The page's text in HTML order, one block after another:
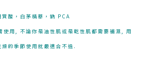
酸，白茅精華，鈉 PCA
使用, 不論你是油性肌或是乾性肌都需要補濕, 用
的季節使用就最適合不過.